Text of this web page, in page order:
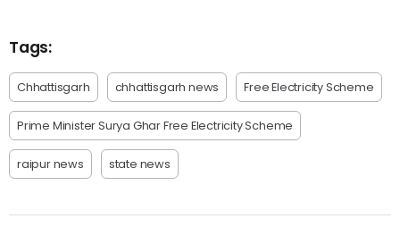
Tags:
Chhattisgarh chhattisgarh news Free Electricity Scheme
Prime Minister Surya Ghar Free Electricity Scheme
raipur news state news